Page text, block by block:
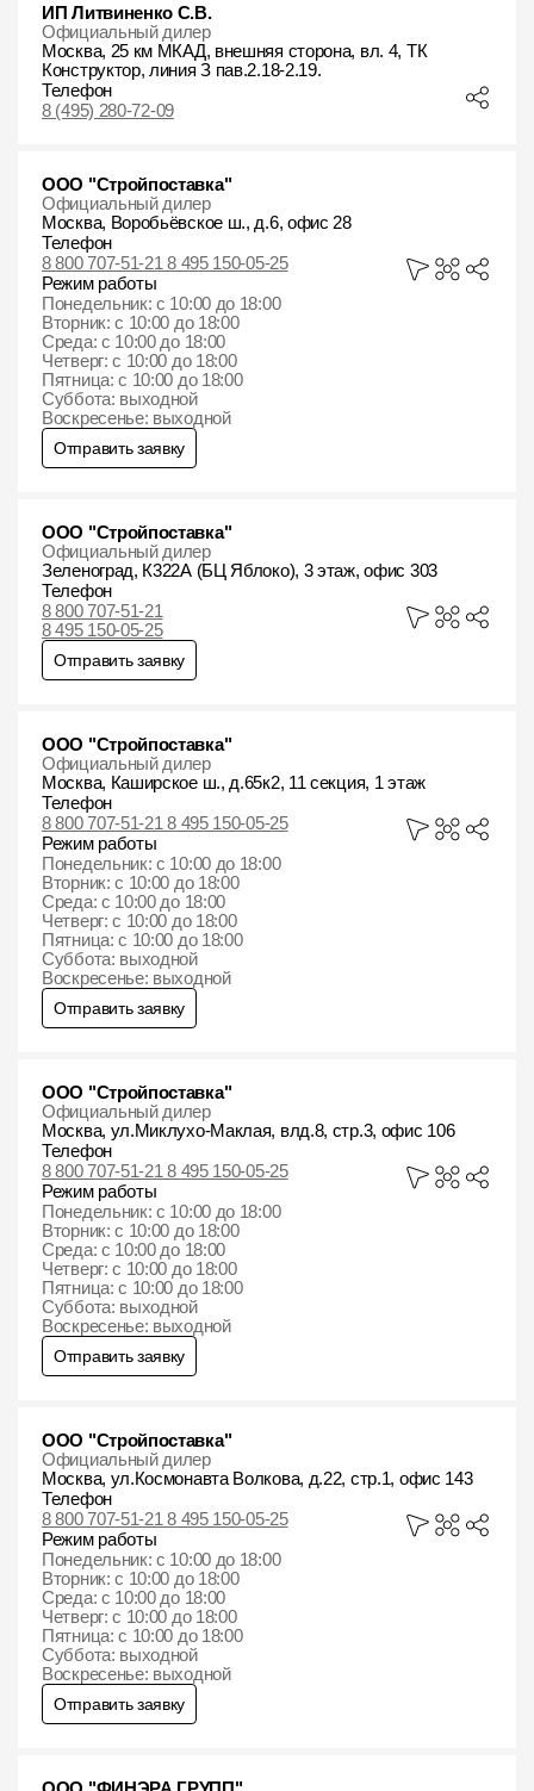
ИП Литвиненко С.В.
Официальный дилер
Москва, 25 км МКАД, внешняя сторона, вл. 4, ТК
Конструктор, линия З пав.2.18-2.19.
Телефон
8 (495) 280-72-09
ООО "Стройпоставка"
Официальный дилер
Москва, Воробьёвское ш., д.6, офис 28
Телефон
8 800 707-51-21 8 495 150-05-25
Режим работы
Понедельник: с 10:00 до 18:00
Вторник: с 10:00 до 18:00
Среда: с 10:00 до 18:00
Четверг: с 10:00 до 18:00
Пятница: с 10:00 до 18:00
Суббота: выходной
Воскресенье: выходной
Отправить заявку
ООО "Стройпоставка"
Официальный дилер
Зеленоград, К322А (БЦ Яблоко), 3 этаж, офис 303
Телефон
8 800 707-51-21
8 495 150-05-25
Отправить заявку
ООО "Стройпоставка"
Официальный дилер
Москва, Каширское ш., д.65к2, 11 секция, 1 этаж
Телефон
8 800 707-51-21 8 495 150-05-25
Режим работы
Понедельник: с 10:00 до 18:00
Вторник: с 10:00 до 18:00
Среда: с 10:00 до 18:00
Четверг: с 10:00 до 18:00
Пятница: с 10:00 до 18:00
Суббота: выходной
Воскресенье: выходной
Отправить заявку
ООО "Стройпоставка"
Официальный дилер
Москва, ул.Миклухо-Маклая, влд.8, стр.3, офис 106
Телефон
8 800 707-51-21 8 495 150-05-25
Режим работы
Понедельник: с 10:00 до 18:00
Вторник: с 10:00 до 18:00
Среда: с 10:00 до 18:00
Четверг: с 10:00 до 18:00
Пятница: с 10:00 до 18:00
Суббота: выходной
Воскресенье: выходной
Отправить заявку
ООО "Стройпоставка"
Официальный дилер
Москва, ул.Космонавта Волкова, д.22, стр.1, офис 143
Телефон
8 800 707-51-21 8 495 150-05-25
Режим работы
Понедельник: с 10:00 до 18:00
Вторник: с 10:00 до 18:00
Среда: с 10:00 до 18:00
Четверг: с 10:00 до 18:00
Пятница: с 10:00 до 18:00
Суббота: выходной
Воскресенье: выходной
Отправить заявку